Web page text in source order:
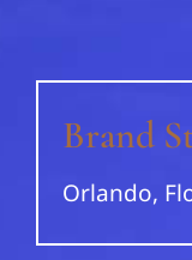
Brand
Orlando,